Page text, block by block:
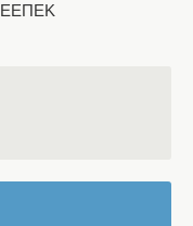
ΕΕΠΕΚ